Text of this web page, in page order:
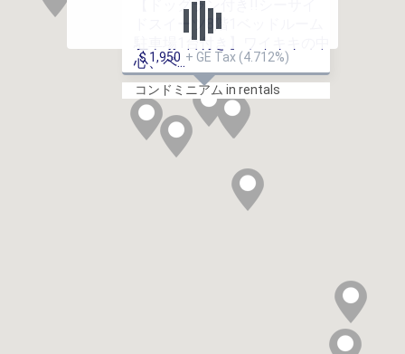
【ドッグラン付き!!シーサイ
駐車場1台付き】ワイキキの中
心、ペ...
コンドミニアム in rentals
$ 1,950 + GE Tax (4.712%)